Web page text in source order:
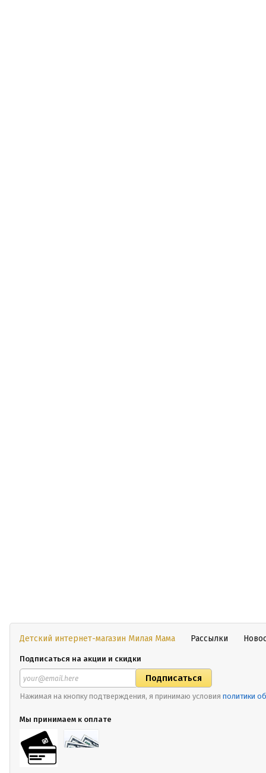
Детский интернет-магазин Милая Мама Рассылки
Подписаться на акции и скидки
Нажимая на кнопку подтверждения, я принимаю условия политики
Мы принимаем к оплате